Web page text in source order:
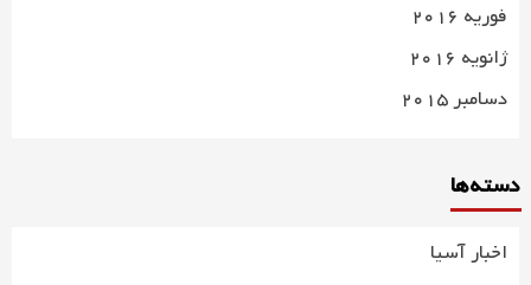
فوریه 2016
ژانویه 2016
دسامبر 2015
دسته‌ها
اخبار آسیا